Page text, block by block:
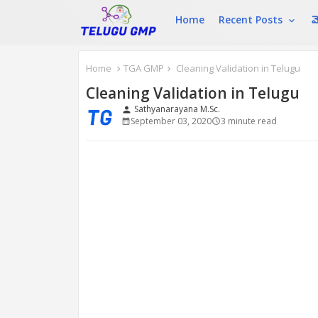
Home Recent Posts
Home TGA GMP Cleaning Validation in Telugu
Cleaning Validation in Telugu
person Sathyanarayana M.Sc.
September 03, 2020
3 minute read